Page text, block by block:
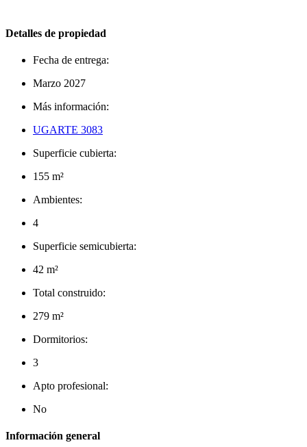
Detalles de propiedad
Fecha de entrega:
Marzo 2027
Más información:
UGARTE 3083
Superficie cubierta:
155 m²
Ambientes:
4
Superficie semicubierta:
42 m²
Total construido:
279 m²
Dormitorios:
3
Apto profesional:
No
Información general